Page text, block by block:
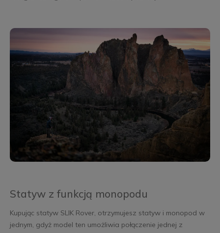
Statyw z funkcją monopodu
Kupując statyw SLIK Rover, otrzymujesz statyw i monopod w
jednym, gdyż model ten umożliwia połączenie jednej z